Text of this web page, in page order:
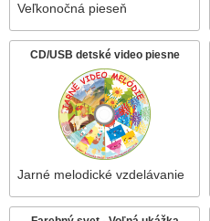
Veľkonočná pieseň
CD/USB detské video piesne
Jarné melodické vzdelávanie